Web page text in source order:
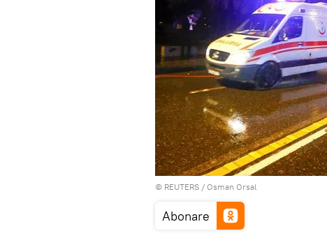
© REUTERS / Osman Orsal
Abonare